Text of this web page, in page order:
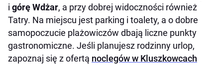
i górę Wdżar, a przy dobrej widoczności również
Tatry. Na miejscu jest parking i toalety, a o dobre
samopoczucie plażowiczów dbają liczne punkty
gastronomiczne. Jeśli planujesz rodzinny urlop,
zapoznaj się z ofertą noclegów w Kluszkowcach